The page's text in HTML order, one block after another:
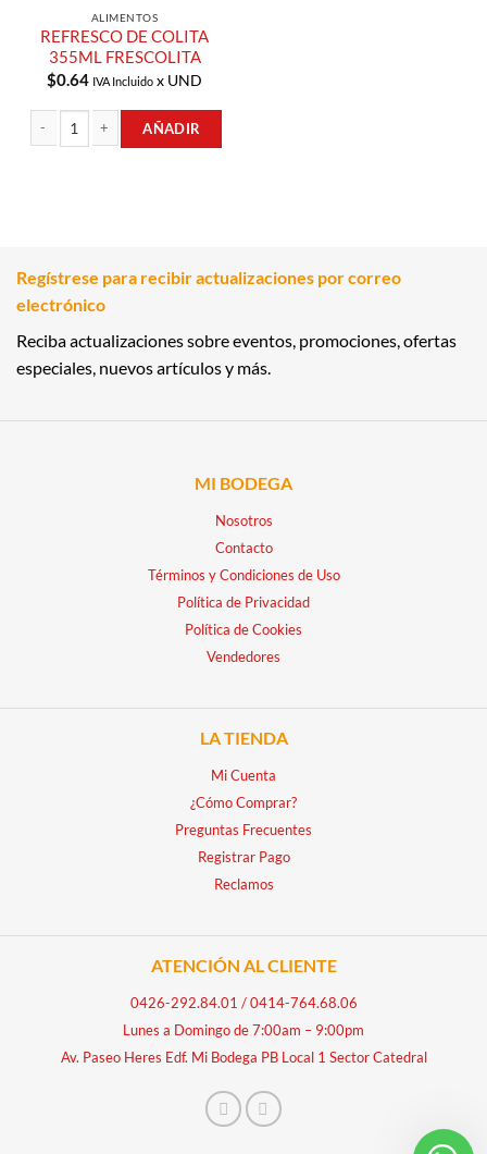
ALIMENTOS
REFRESCO DE COLITA
355ML FRESCOLITA
$0.64 IVA Incluido x UND
AÑADIR
Regístrese para recibir actualizaciones por correo
electrónico
Reciba actualizaciones sobre eventos, promociones, ofertas
especiales, nuevos artículos y más.
MI BODEGA
Nosotros
Contacto
Términos y Condiciones de Uso
Política de Privacidad
Política de Cookies
Vendedores
LA TIENDA
Mi Cuenta
¿Cómo Comprar?
Preguntas Frecuentes
Registrar Pago
Reclamos
ATENCIÓN AL CLIENTE
0426-292.84.01 /0414-764.68.06
Lunes a Domingo de 7:00am – 9:00pm
Av. Paseo Heres Edf. Mi Bodega PB Local 1 Sector Catedral